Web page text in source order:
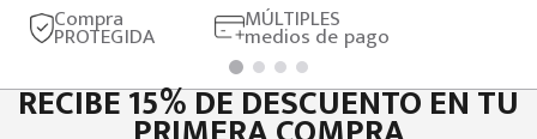
Compra
PROTEGIDA
MÚLTIPLES
medios de pago
RECIBE 15% DE DESCUENTO EN TU